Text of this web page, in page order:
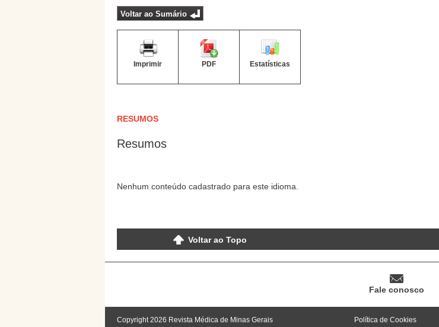
Voltar ao Sumário
Imprimir PDF Estatísticas
RESUMOS
Resumos
Nenhum conteúdo cadastrado para este idioma.
Voltar ao Topo
Fale conosco
Copyright 2026 Revista Médica de Minas Gerais Política de Cookies